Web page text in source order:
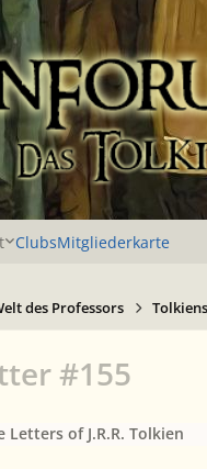
ClubsMitgliederkarte
des Professors
#155
Letters of J.R.R. Tolkien